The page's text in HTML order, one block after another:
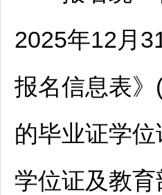
2025年12月
报名信息表
的毕业证学
学位证及教